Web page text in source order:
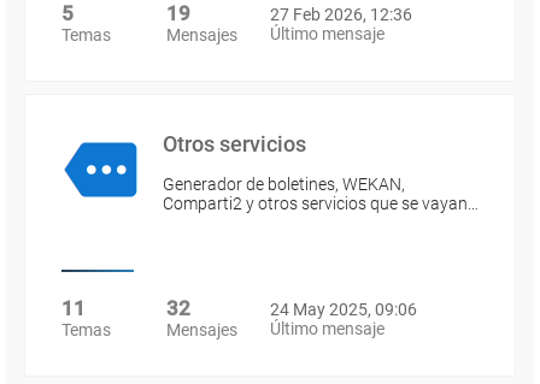
5
Temas
19
Mensajes
27 Feb 2026, 12:36
Último mensaje
Otros servicios
Generador de boletines, WEKAN,
Comparti2 y otros servicios que se vayan…
11
Temas
32
Mensajes
24 May 2025, 09:06
Último mensaje